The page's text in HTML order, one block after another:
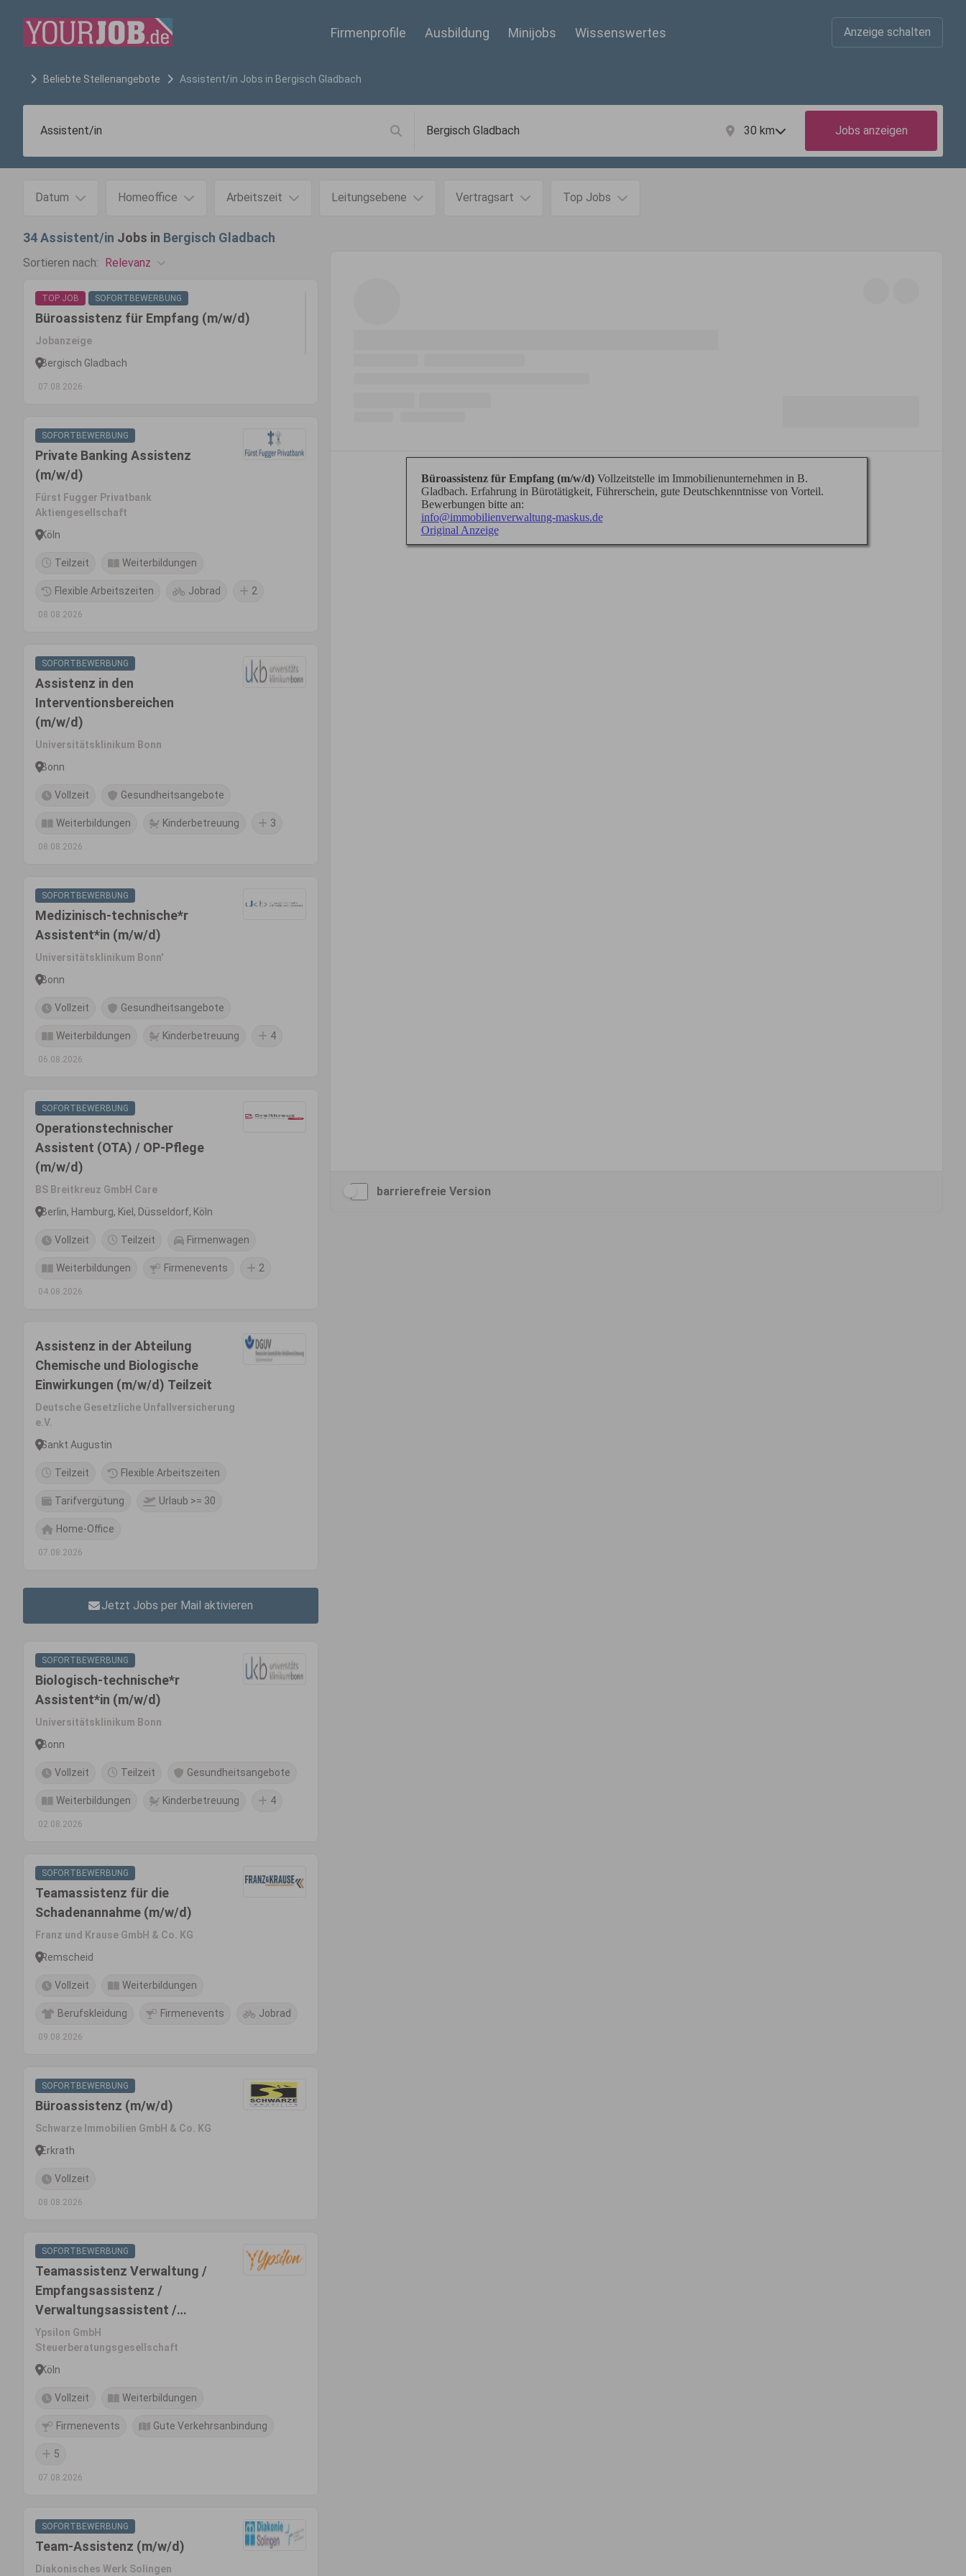
Firmenprofile Ausbildung Minijobs Wissenswertes Anzeige schalten
Beliebte Stellenangebote Assistent/in Jobs in Bergisch Gladbach
30 km Jobs anzeigen
Datum Homeoffice Arbeitszeit Leitungsebene Vertragsart Top Jobs
34Assistent/in Jobs in Bergisch Gladbach
Sortieren nach: Relevanz
TOP JOB SOFORTBEWERBUNG
Büroassistenz für Empfang (m/w/d)
Jobanzeige
Bergisch Gladbach
07.08.2026
SOFORTBEWERBUNG
Private Banking Assistenz
(m/w/d)
Fürst Fugger Privatbank
Aktiengesellschaft
Köln
Teilzeit Weiterbildungen
Flexible Arbeitszeiten Jobrad 2
08.08.2026
SOFORTBEWERBUNG
Assistenz in den
Interventionsbereichen
(m/w/d)
Universitätsklinikum Bonn
Bonn
Vollzeit Gesundheitsangebote
Weiterbildungen Kinderbetreuung 3
08.08.2026
SOFORTBEWERBUNG
Medizinisch-technische*r
Assistent*in (m/w/d)
Universitätsklinikum Bonn'
Bonn
Vollzeit Gesundheitsangebote
Weiterbildungen Kinderbetreuung 4
06.08.2026
SOFORTBEWERBUNG
Operationstechnischer
Assistent (OTA) / OP-Pflege
(m/w/d)
BS Breitkreuz GmbH Care
Berlin, Hamburg, Kiel, Düsseldorf, Köln
Vollzeit Teilzeit Firmenwagen
Weiterbildungen Firmenevents 2
04.08.2026
Assistenz in der Abteilung
Chemische und Biologische
Einwirkungen (m/w/d) Teilzeit
Deutsche Gesetzliche Unfallversicherung
e.V.
Sankt Augustin
Teilzeit Flexible Arbeitszeiten
Tarifvergütung Urlaub >= 30
Home-Office
07.08.2026
Jetzt Jobs per Mail aktivieren
SOFORTBEWERBUNG
Biologisch-technische*r
Assistent*in (m/w/d)
Universitätsklinikum Bonn
Bonn
Vollzeit Teilzeit Gesundheitsangebote
Weiterbildungen Kinderbetreuung 4
02.08.2026
SOFORTBEWERBUNG
Teamassistenz für die
Schadenannahme (m/w/d)
Franz und Krause GmbH & Co. KG
Remscheid
Vollzeit Weiterbildungen
Berufskleidung Firmenevents Jobrad
09.08.2026
SOFORTBEWERBUNG
Büroassistenz (m/w/d)
Schwarze Immobilien GmbH & Co. KG
Erkrath
Vollzeit
08.08.2026
SOFORTBEWERBUNG
Teamassistenz Verwaltung /
Empfangsassistenz /
Verwaltungsassistent /
Office-Manager (m/w/d)
Ypsilon GmbH
Steuerberatungsgesellschaft
Köln
Vollzeit Weiterbildungen
Firmenevents Gute Verkehrsanbindung
5
07.08.2026
SOFORTBEWERBUNG
Team-Assistenz (m/w/d)
Diakonisches Werk Solingen
barrierefreie Version